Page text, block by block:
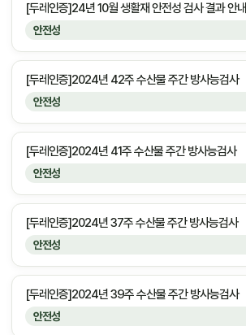
안전성
[두레인증]24년 10월 생활재 안전성 검사 결과 안내
안전성
[두레인증]2024년 42주 수산물 주간 방사능검사
안전성
[두레인증]2024년 41주 수산물 주간 방사능검사
안전성
[두레인증]2024년 37주 수산물 주간 방사능검사
안전성
[두레인증]2024년 39주 수산물 주간 방사능검사